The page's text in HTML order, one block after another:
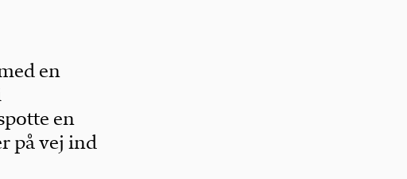
en
en
på vej ind